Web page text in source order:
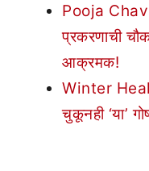
Pooja
प्रकरणाची
आक्रमक!
Winter
चुकूनही ‘या’